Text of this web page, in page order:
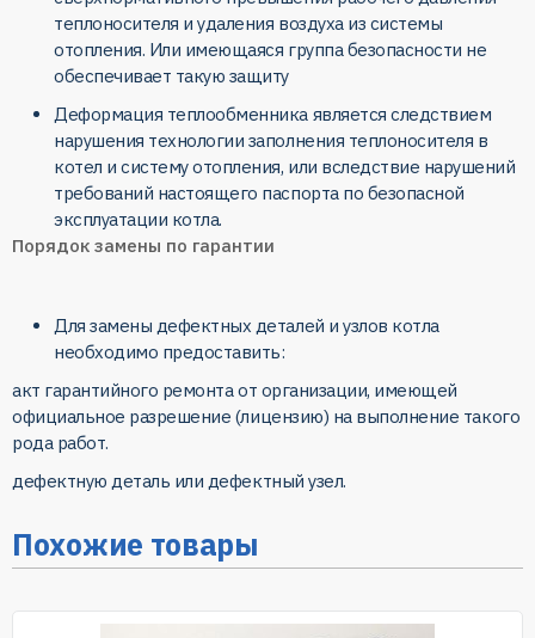
теплоносителя и удаления воздуха из системы
отопления. Или имеющаяся группа безопасности не
обеспечивает такую защиту
Деформация теплообменника является следствием
нарушения технологии заполнения теплоносителя в
котел и систему отопления, или вследствие нарушений
требований настоящего паспорта по безопасной
эксплуатации котла.
Порядок замены по гарантии
Для замены дефектных деталей и узлов котла
необходимо предоставить:
акт гарантийного ремонта от организации, имеющей
официальное разрешение (лицензию) на выполнение такого
рода работ.
дефектную деталь или дефектный узел.
Похожие товары